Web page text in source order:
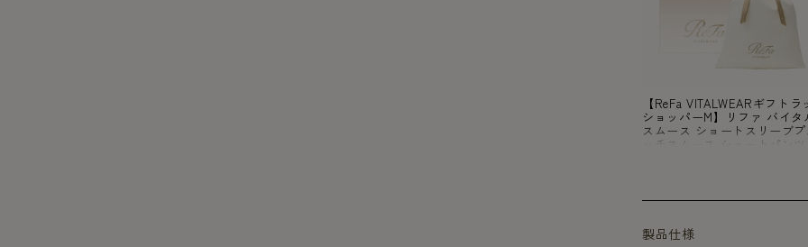
【ReFa VITALWEARギフト
ショッパーM】リファ バイ
スムース ショートスリーブ
ッチスムース ショートパン
製品仕様